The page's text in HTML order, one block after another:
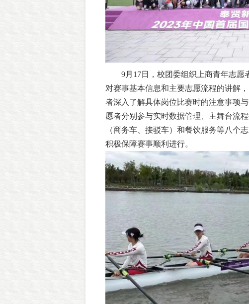
9月17日，校团委组织上商青年志
对赛事基本信息和主要志愿流程的讲解
者深入了解具体岗位比赛时的注意事项
愿者分别参与实时数据管理、主舞台流
（商务车、接驳车）和餐饮服务等八个
积极保障赛事顺利进行。